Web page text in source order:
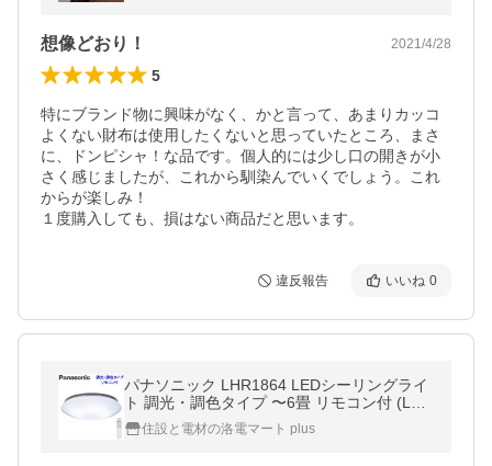
想像どおり！ 2021/4/28
5
特にブランド物に興味がなく、かと言って、あまりカッコ
よくない財布は使用したくないと思っていたところ、まさ
に、ドンピシャ！な品です。個人的には少し口の開きが小
さく感じましたが、これから馴染んでいくでしょう。これ
からが楽しみ！
１度購入しても、損はない商品だと思います。
違反報告 いいね 0
パナソニック LHR1864 LEDシーリングライ
ト 調光・調色タイプ 〜6畳 リモコン付 (LHR
1862の後継品)
住設と電材の洛電マート plus